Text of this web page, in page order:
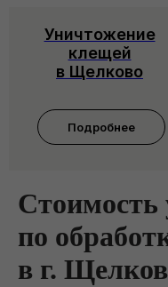
Уничтожение
клещей
в Щелково
Подробнее
Стоимость
по
в г.